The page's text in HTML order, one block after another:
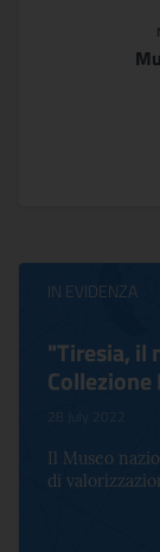
IN EVIDENZA
"Tiresia, il
Collezione
28 July 2022
Il Museo
di